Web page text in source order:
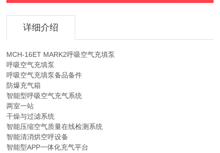
详细介绍
MCH-16ET MARK2呼吸空气充填泵
呼吸空气充填泵
呼吸空气充填泵备品备件
防爆充气箱
智能型呼吸空气充气系统
两室一站
干燥与过滤系统
智能压缩空气质量在线检测系统
智能清消烘空呼设备
智能型APP一体化充气平台